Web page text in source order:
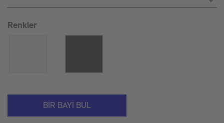
Renkler
BIR BAYI BUL